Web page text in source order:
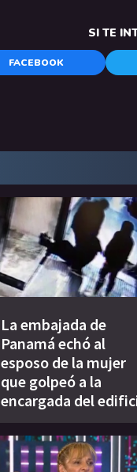
SI TE
FACEBOOK
La embajada de
Panamá echó al
esposo de la mujer
que golpeó a la
encargada del